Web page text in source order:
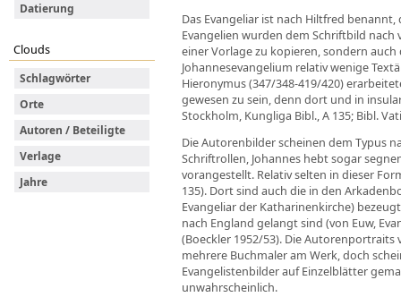
Datierung
Clouds
Schlagwörter
Orte
Autoren / Beteiligte
Verlage
Jahre
Das Evangeliar ist nach Hiltfred
Evangelien wurden dem Schriftbild
einer Vorlage zu kopieren, sondern
Johannesevangelium relativ wenige
Hieronymus (347/348-419/420)
gewesen zu sein, denn dort und in
Stockholm, Kungliga Bibl., A 135; Bibl.
Die Autorenbilder scheinen dem Typus
Schriftrollen, Johannes hebt sogar
vorangestellt. Relativ selten in dieser
135). Dort sind auch die in den
Evangeliar der Katharinenkirche)
nach England gelangt sind (von Euw,
(Boeckler 1952/53). Die Autorenportraits
mehrere Buchmaler am Werk, doch
Evangelistenbilder auf Einzelblätter
unwahrscheinlich.